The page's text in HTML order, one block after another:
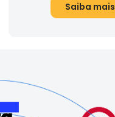
Saiba mais